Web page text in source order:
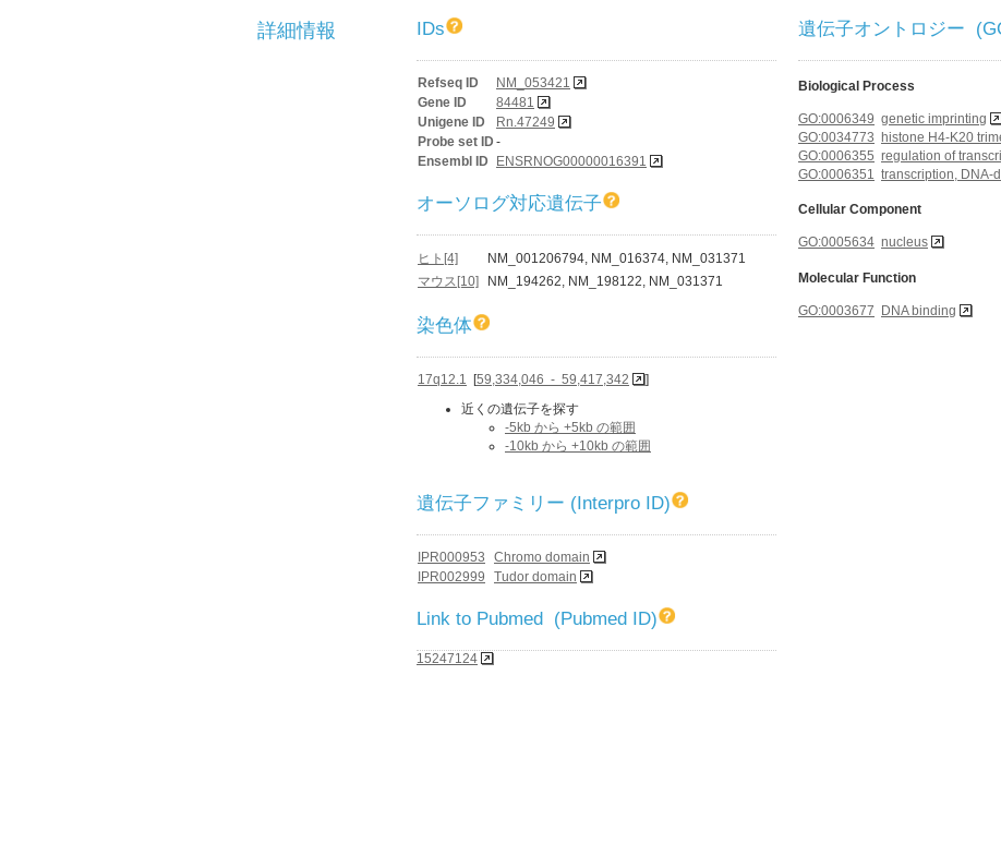
詳細情報 IDs
Refseq ID
NM_053421
Gene ID
84481
Unigene ID
Rn.47249
Probe set ID -
Ensembl ID
ENSRNOG00000016391
オーソログ対応遺伝子
ヒト[4]
NM_001206794, NM_016374, NM_031371
マウス[10]
NM_194262, NM_198122, NM_031371
染色体
17q12.1 [59,334,046 - 59,417,342
]
近くの遺伝子を探す
-5kb から +5kb の範囲
-10kb から +10kb の範囲
遺伝子ファミリー (Interpro ID)
IPR000953
Chromo domain
IPR002999
Tudor domain
Link to Pubmed (Pubmed ID)
15247124
遺伝子オントロジー
Biological Process
GO:0006349 genetic imprinting
GO:0034773 histone H4-K20
GO:0006355 regulation of
GO:0006351
transcription, DNA-
Cellular Component
GO:0005634 nucleus
Molecular Function
GO:0003677 DNA binding